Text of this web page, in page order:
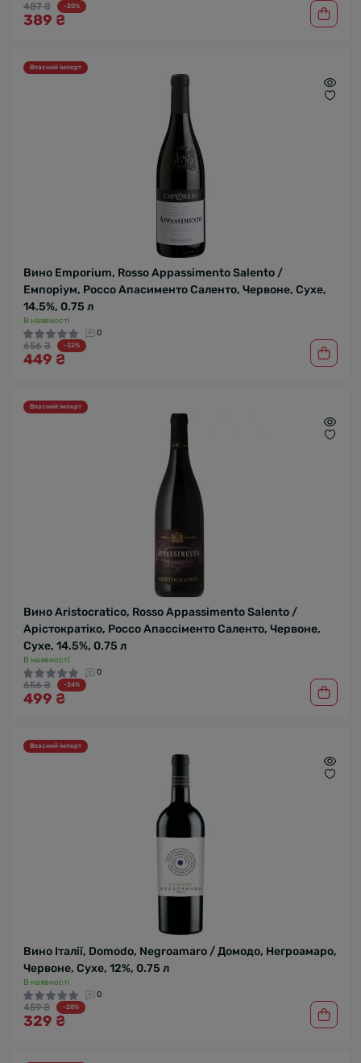
487 ₴ -20%
389 ₴
Власний імпорт
Вино Emporium, Rosso Appassimento Salento /
Емпоріум, Россо Апасименто Саленто, Червоне, Сухе,
14.5%, 0.75 л
В наявності
0
656 ₴ -32%
449 ₴
Власний імпорт
Вино Aristocratico, Rosso Appassimento Salento /
Арістократіко, Россо Апассіменто Саленто, Червоне,
Сухе, 14.5%, 0.75 л
В наявності
0
656 ₴ -24%
499 ₴
Власний імпорт
Вино Італії, Domodo, Negroamaro / Домодо, Негроамаро,
Червоне, Сухе, 12%, 0.75 л
В наявності
0
459 ₴ -28%
329 ₴